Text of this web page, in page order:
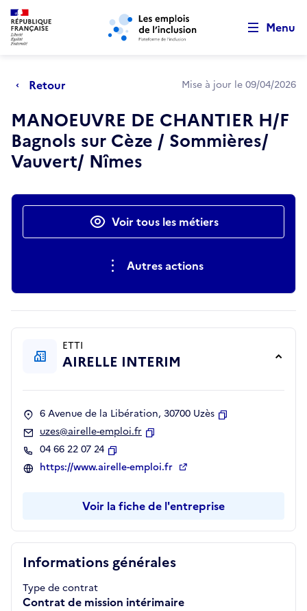
Aller au menu principal Aller au contenu principal
Menu
Retour Mise à jour le 09/04/2026
MANOEUVRE DE CHANTIER H/F
Bagnols sur Cèze / Sommières/
Vauvert/ Nîmes
Actions rapidesVoir tous les métiers
Autres actions
Informations générales
Type de contrat
Contrat de mission intérimaire
ETTI
AIRELLE INTERIM
6 Avenue de la Libération, 30700 Uzès
uzes@airelle-emploi.fr
04 66 22 07 24
Copier
https://www.airelle-emploi.fr
Voir la fiche de l'entreprise
Retour au début de la page
Panneau de gestion des cookies